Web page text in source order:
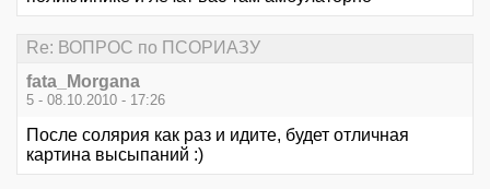
Re: ВОПРОС по ПСОРИАЗУ
fata_Morgana
5 - 08.10.2010 - 17:26
После солярия как раз и идите, будет отличная
картина высыпаний :)